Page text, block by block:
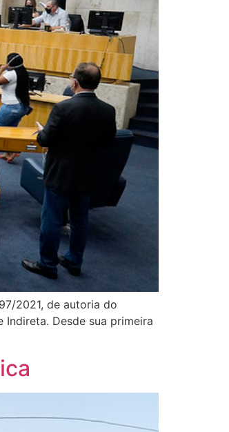
2021, de autoria do
Desde sua primeira